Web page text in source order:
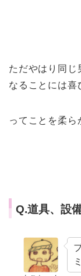
ただやはり同じ
なることには喜
ってことを柔ら
Q.道具、設